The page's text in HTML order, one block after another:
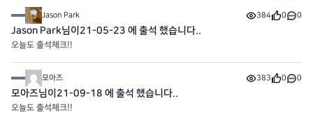
Jason Park 384 0 0
Jason Park님이21-05-23 에 출석 했습니다..
오늘도 출석체크!!
모아즈 383 0 0
모아즈님이21-09-18 에 출석 했습니다..
오늘도 출석체크!!